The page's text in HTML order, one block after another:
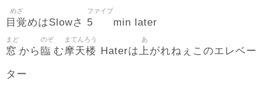
目覚
めざ
めはSlowさ 5
ファイブ
min later
窓
まど
から臨
のぞ
む摩天楼
まてんろう
Haterは上
あ
がれねぇこのエレベー
ター